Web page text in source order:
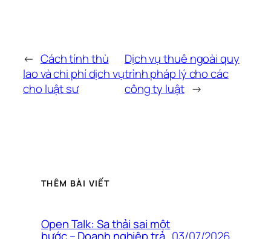
← Cách tính thù
lao và chi phí dịch vụ
cho luật sư
Dịch vụ thuê ngoài quy
trình pháp lý cho các
công ty luật →
THÊM BÀI VIẾT
Open Talk: Sa thải sai một
03/07/2026